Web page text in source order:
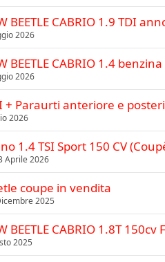
BEETLE CABRIO 1.9 TDI
2026
BEETLE CABRIO 1.4
2026
+ Paraurti anteriore e
2026
1.4 TSI Sport 150 CV
Aprile 2026
coupe in vendita
2025
BEETLE CABRIO 1.8T 150cv
2025